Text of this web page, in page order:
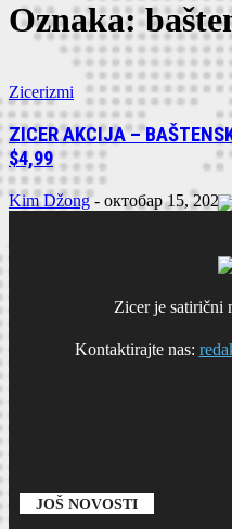
Oznaka:
Zicerizmi
ZICER AKCIJA –
$4,99
Kim Džong - октобар 15, 2021
Zicer je satirični
Kontaktirajte nas:
JOŠ NOVOSTI